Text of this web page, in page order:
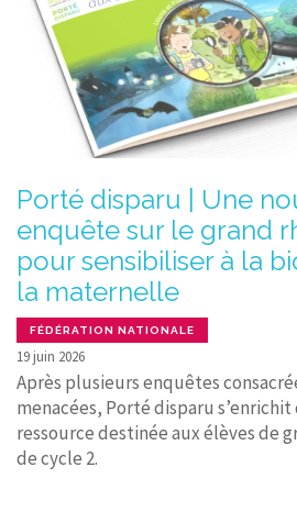
Porté disparu | Une
enquête sur le grand
pour sensibiliser à la
la maternelle
FÉDÉRATION NATIONALE
19 juin 2026
Après plusieurs enquêtes
menacées, Porté disparu
ressource destinée aux élèves de
de cycle 2.